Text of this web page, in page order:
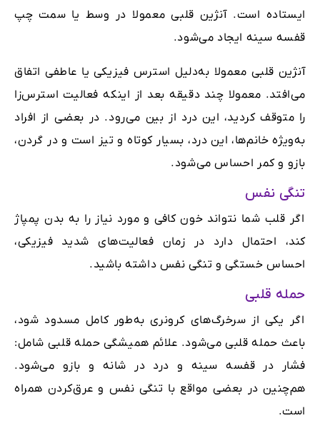
ایستاده است. آنژین قلبی معمولا در وسط یا سمت چپ
قفسه سینه ایجاد می‌شود.
آنژین قلبی معمولا به‌دلیل استرس فیزیکی یا عاطفی اتفاق
می‌افتد. معمولا چند دقیقه بعد از اینکه فعالیت استرس‌زا
را متوقف کردید، این درد از بین می‌رود. در بعضی از افراد
به‌ویژه خانم‌ها، این درد، بسیار کوتاه و تیز است و در گردن،
بازو و کمر احساس می‌شود.
تنگی نفس
اگر قلب شما نتواند خون کافی و مورد نیاز را به بدن پمپاژ
کند، احتمال دارد در زمان فعالیت‌های شدید فیزیکی،
احساس خستگی و تنگی نفس داشته ‌باشید.
حمله قلبی
اگر یکی از سرخرگ‌های کرونری به‌طور کامل مسدود شود،
باعث حمله قلبی می‌شود. علائم همیشگی حمله قلبی شامل:
فشار در قفسه سینه و درد در شانه و بازو می‌شود.
هم‌چنین در بعضی مواقع با تنگی نفس و عرق‌کردن همراه
است.